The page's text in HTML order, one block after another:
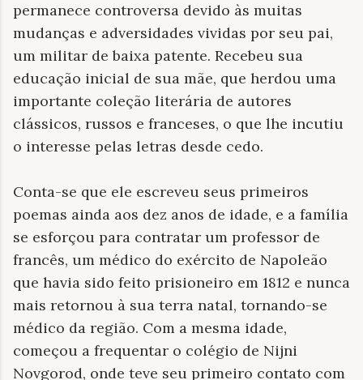
permanece controversa devido às muitas
mudanças e adversidades vividas por seu pai,
um militar de baixa patente. Recebeu sua
educação inicial de sua mãe, que herdou uma
importante coleção literária de autores
clássicos, russos e franceses, o que lhe incutiu
o interesse pelas letras desde cedo.
Conta-se que ele escreveu seus primeiros
poemas ainda aos dez anos de idade, e a família
se esforçou para contratar um professor de
francês, um médico do exército de Napoleão
que havia sido feito prisioneiro em 1812 e nunca
mais retornou à sua terra natal, tornando-se
médico da região. Com a mesma idade,
começou a frequentar o colégio de Nijni
Novgorod, onde teve seu primeiro contato com